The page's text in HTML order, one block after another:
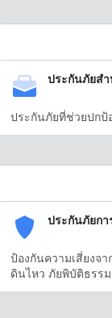
ประกันภัยสำ
ประกันภัยที่ช่วยปกป้
ประกันภัยกา
ป้องกันความเสี่ยงจ
ดินไหว ภัยพิบัติธรร